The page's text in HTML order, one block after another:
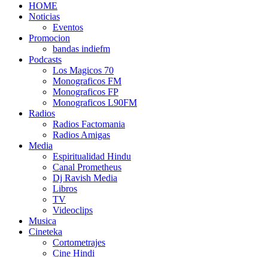
HOME
Noticias
Eventos
Promocion
bandas indiefm
Podcasts
Los Magicos 70
Monograficos FM
Monograficos FP
Monograficos L90FM
Radios
Radios Factomania
Radios Amigas
Media
Espiritualidad Hindu
Canal Prometheus
Dj Ravish Media
Libros
TV
Videoclips
Musica
Cineteka
Cortometrajes
Cine Hindi